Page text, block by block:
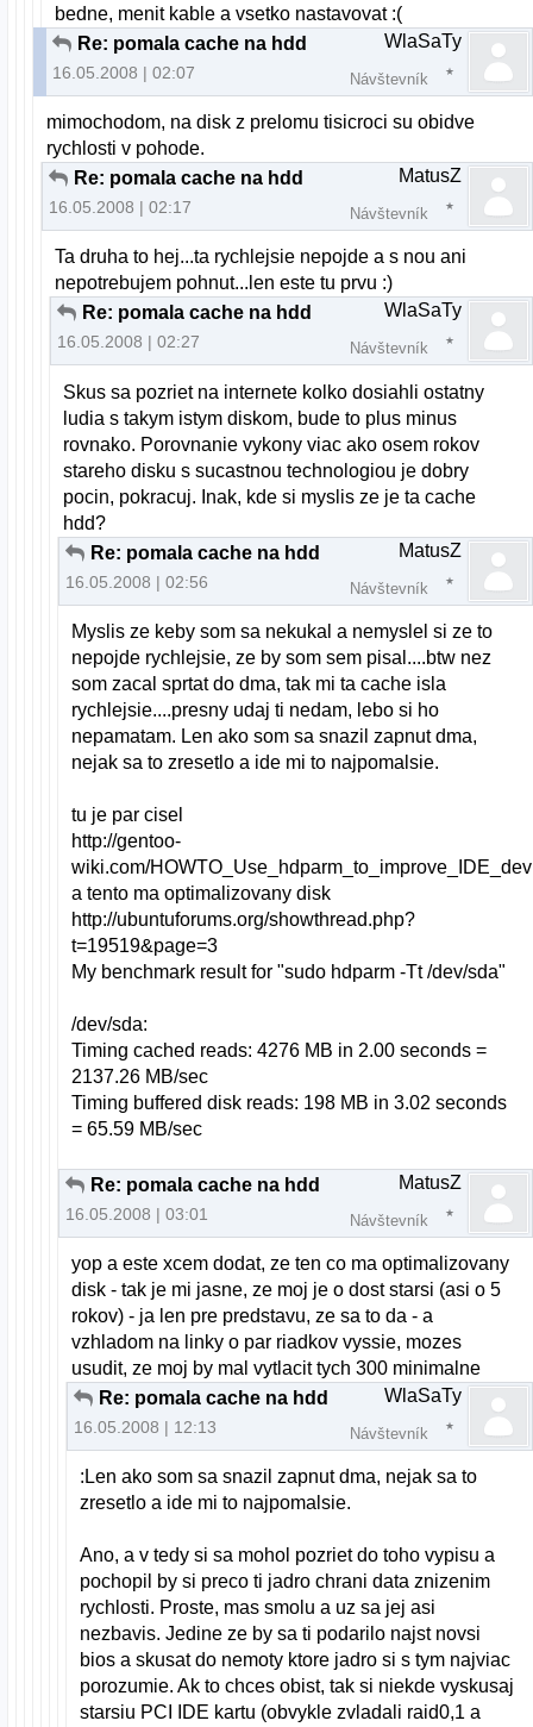
bedne, menit kable a vsetko nastavovat :(
Re: pomala cache na hdd
16.05.2008 | 02:07
WlaSaTy
Návštevník
mimochodom, na disk z prelomu tisicroci su obidve
rychlosti v pohode.
Re: pomala cache na hdd
16.05.2008 | 02:17
MatusZ
Návštevník
Ta druha to hej...ta rychlejsie nepojde a s nou ani
nepotrebujem pohnut...len este tu prvu :)
Re: pomala cache na hdd
16.05.2008 | 02:27
WlaSaTy
Návštevník
Skus sa pozriet na internete kolko dosiahli ostatny
ludia s takym istym diskom, bude to plus minus
rovnako. Porovnanie vykony viac ako osem rokov
stareho disku s sucastnou technologiou je dobry
pocin, pokracuj. Inak, kde si myslis ze je ta cache
hdd?
Re: pomala cache na hdd
16.05.2008 | 02:56
MatusZ
Návštevník
Myslis ze keby som sa nekukal a nemyslel si ze to
nepojde rychlejsie, ze by som sem pisal....btw nez
som zacal sprtat do dma, tak mi ta cache isla
rychlejsie....presny udaj ti nedam, lebo si ho
nepamatam. Len ako som sa snazil zapnut dma,
nejak sa to zresetlo a ide mi to najpomalsie.
tu je par cisel
http://gentoo-
wiki.com/
a tento ma optimalizovany disk
http://ubuntuforums.org/showthread.php?
t=19519&page=3
My benchmark result for "sudo hdparm -Tt /dev/sda"
/dev/sda:
Timing cached reads: 4276 MB in 2.00 seconds =
2137.26 MB/sec
Timing buffered disk reads: 198 MB in 3.02 seconds
= 65.59 MB/sec
Re: pomala cache na hdd
16.05.2008 | 03:01
MatusZ
Návštevník
yop a este xcem dodat, ze ten co ma optimalizovany
disk - tak je mi jasne, ze moj je o dost starsi (asi o 5
rokov) - ja len pre predstavu, ze sa to da - a
vzhladom na linky o par riadkov vyssie, mozes
usudit, ze moj by mal vytlacit tych 300 minimalne
Re: pomala cache na hdd
16.05.2008 | 12:13
WlaSaTy
Návštevník
:Len ako som sa snazil zapnut dma, nejak sa to
zresetlo a ide mi to najpomalsie.
Ano, a v tedy si sa mohol pozriet do toho vypisu a
pochopil by si preco ti jadro chrani data znizenim
rychlosti. Proste, mas smolu a uz sa jej asi
nezbavis. Jedine ze by sa ti podarilo najst novsi
bios a skusat do nemoty ktore jadro si s tym najviac
porozumie. Ak to chces obist, tak si niekde vyskusaj
starsiu PCI IDE kartu (obvykle zvladali raid0,1 a